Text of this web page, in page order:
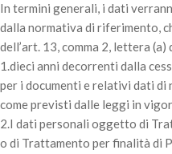
In termini generali, i dati
dalla normativa di riferimento,
dell’art. 13, comma 2, lettera
1.dieci anni decorrenti dalla
per i documenti e relativi dati
come previsti dalle leggi in
2.I dati personali oggetto di
o di Trattamento per finalità di